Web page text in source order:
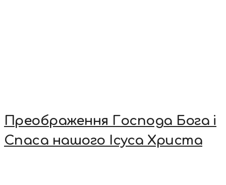
Преображення Господа Бога і
Спаса нашого Ісуса Христа